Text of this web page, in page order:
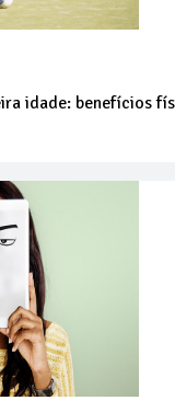
idade: benefícios